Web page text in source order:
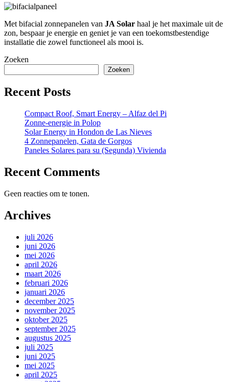
Met bifacial zonnepanelen van JA Solar haal je het maximale uit de
zon, bespaar je energie en geniet je van een toekomstbestendige
installatie die zowel functioneel als mooi is.
Zoeken
Zoeken
Recent Posts
Compact Roof, Smart Energy – Alfaz del Pi
Zonne-energie in Polop
Solar Energy in Hondon de Las Nieves
4 Zonnepanelen, Gata de Gorgos
Paneles Solares para su (Segunda) Vivienda
Recent Comments
Geen reacties om te tonen.
Archives
juli 2026
juni 2026
mei 2026
april 2026
maart 2026
februari 2026
januari 2026
december 2025
november 2025
oktober 2025
september 2025
augustus 2025
juli 2025
juni 2025
mei 2025
april 2025